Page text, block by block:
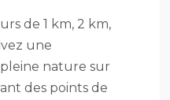
de 1 km, 2 km,
une
nature sur
des points de